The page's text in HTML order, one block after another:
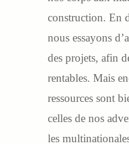
construction. En
nous essayons
des projets, afin
rentables. Mais
ressources sont
celles de nos
les